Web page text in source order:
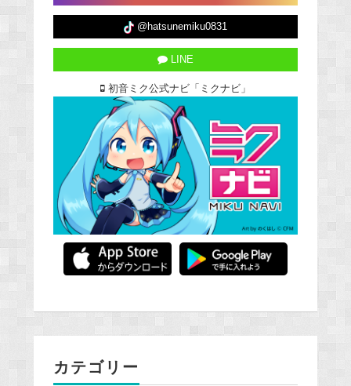
@hatsunemiku0831
LINE
初音ミク公式ナビ「ミクナビ」
カテゴリー